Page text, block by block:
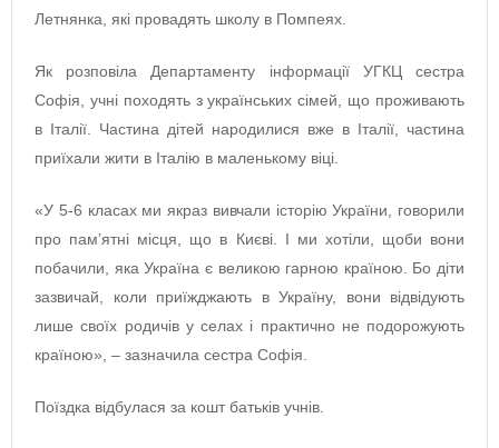
Летнянка, які провадять школу в Помпеях.
Як розповіла Департаменту інформації УГКЦ сестра
Софія, учні походять з українських сімей, що проживають
в Італії. Частина дітей народилися вже в Італії, частина
приїхали жити в Італію в маленькому віці.
«У 5-6 класах ми якраз вивчали історію України, говорили
про пам’ятні місця, що в Києві. І ми хотіли, щоби вони
побачили, яка Україна є великою гарною країною. Бо діти
зазвичай, коли приїжджають в Україну, вони відвідують
лише своїх родичів у селах і практично не подорожують
країною», – зазначила сестра Софія.
Поїздка відбулася за кошт батьків учнів.